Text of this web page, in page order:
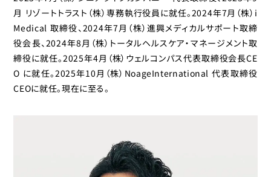
月 リゾートトラスト（株）専務執行役員に就任。2024年7月（株）i
Medical 取締役、2024年7月（株）進興メディカルサポート取締
役会長、2024年8月（株）トータルヘルスケア・マネージメント取
締役に就任。2025年4月（株）ウェルコンパス代表取締役会長CE
O に就任。2025年10月（株）NoageInternational 代表取締役
CEOに就任。現在に至る。